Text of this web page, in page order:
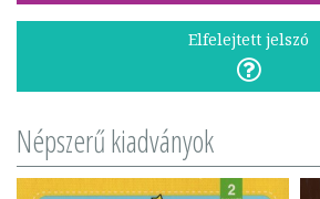
Elfelejtett jelszó
Népszerű kiadványok